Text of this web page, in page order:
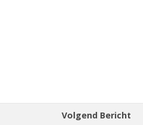
Volgend Bericht